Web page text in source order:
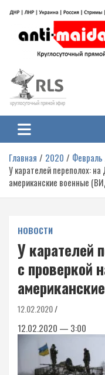
содержимому
на Украине
гражданской войне на
ЛНР и других регионах.
Главная 2020 Февраль
У карателей переполох:
американские военные
НОВОСТИ
У карателей
с проверкой
12.02.2020
12.02.2020 — 3:00